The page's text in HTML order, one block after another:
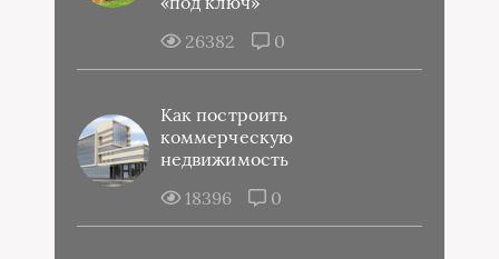
26382
0
Как построить
коммерческую
недвижимость
18396
0